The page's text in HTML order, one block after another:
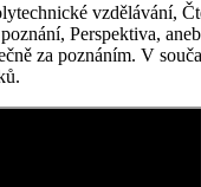
vzdělávání,
Perspektiva,
za poznáním. V